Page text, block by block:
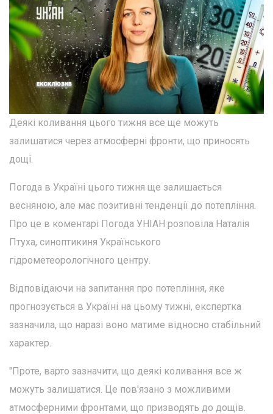
Деякі коливання цього тижня все ще можуть
залишатися через атмосферні фронти, що приносять
дощі.
Погода в Україні цього тижня ще залишається
весняною, але має позитивні тенденції до потепління.
Про це в коментарі Погода УНІАН розповіла Наталія
Птуха, синоптикиня Українського
гідрометеорологічного центру.
Відповідаючи на запитання про потепління, яке
прогнозується в Україні на цьому тижні, експертка
зазначила, що наразі воно матиме відносно стабільний
характер.
"Проте, варто зазначити, що деякі коливання все ж
можуть залишатися. Це пов'язано з можливими
атмосферними фронтами, що призводять до дощів.